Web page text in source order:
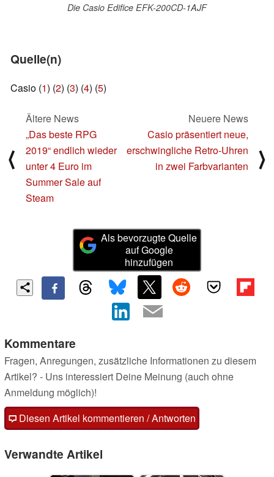
Die Casio Edifice EFK-200CD-1AJF
Quelle(n)
Casio (1) (2) (3) (4) (5)
⟨
Ältere News
„Das beste RPG
2019“ endlich wieder
unter 4 Euro im
Summer Sale auf
Steam
Neuere News
Casio präsentiert neue,
erschwingliche Retro-Uhren
in zwei Farbvarianten
⟩
Als bevorzugte Quelle
auf Google
hinzufügen
Kommentare
Fragen, Anregungen, zusätzliche Informationen zu diesem
Artikel? - Uns interessiert Deine Meinung (auch ohne
Anmeldung möglich)!
Diesen Artikel kommentieren / Antworten
Verwandte Artikel